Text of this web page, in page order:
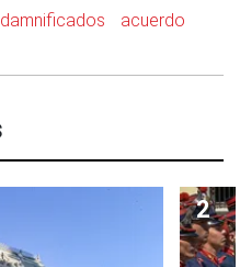
damnificados
acuerdo